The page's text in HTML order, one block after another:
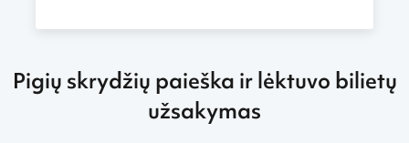
Pigių skrydžių paieška ir lėktuvo bilietų
užsakymas